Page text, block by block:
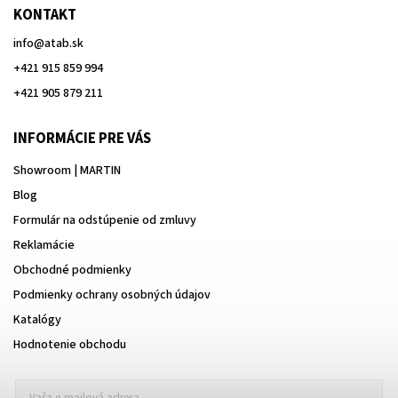
KONTAKT
info@atab.sk
+421 915 859 994
+421 905 879 211
INFORMÁCIE PRE VÁS
Showroom | MARTIN
Blog
Formulár na odstúpenie od zmluvy
Reklamácie
Obchodné podmienky
Podmienky ochrany osobných údajov
Katalógy
Hodnotenie obchodu